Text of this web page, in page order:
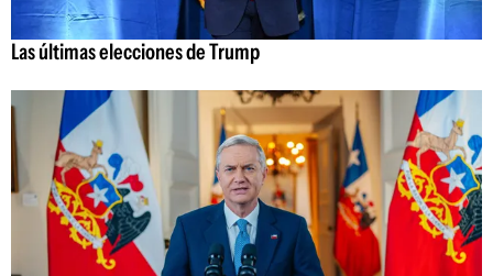
Las últimas elecciones de Trump